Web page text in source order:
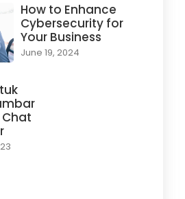
How to Enhance
Cybersecurity for
Your Business
June 19, 2024